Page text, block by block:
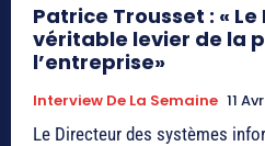
Patrice Trousset : «
véritable levier de la
l’entreprise»
Interview De La Semaine 11
Le Directeur des systèmes